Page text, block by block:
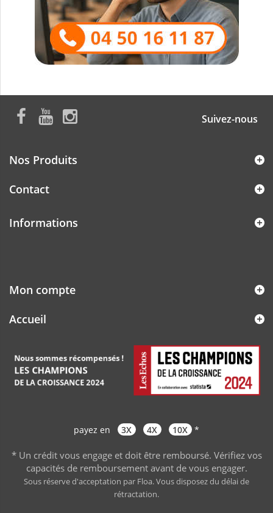
Suivez-nous
Nos Produits
Contact
Informations
Mon compte
Accueil
payez en 3X 4X 10X *
* Un crédit vous engage et doit être remboursé. Vérifiez vos
capacités de remboursement avant de vous engager.
Sous réserve d'acceptation par Floa. Vous disposez du délai de
rétractation.